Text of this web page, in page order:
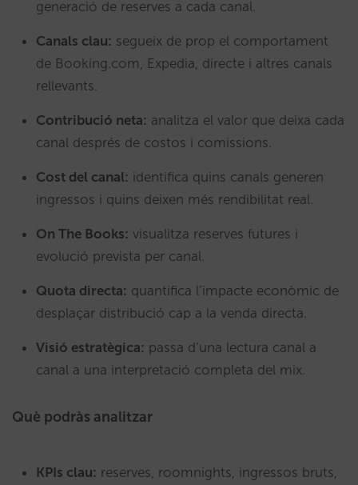
generació de reserves a cada canal.
Canals clau: segueix de prop el comportament
de Booking.com, Expedia, directe i altres canals
rellevants.
Contribució neta: analitza el valor que deixa cada
canal després de costos i comissions.
Cost del canal: identifica quins canals generen
ingressos i quins deixen més rendibilitat real.
On The Books: visualitza reserves futures i
evolució prevista per canal.
Quota directa: quantifica l’impacte econòmic de
desplaçar distribució cap a la venda directa.
Visió estratègica: passa d’una lectura canal a
canal a una interpretació completa del mix.
Què podràs analitzar
KPIs clau: reserves, roomnights, ingressos bruts,